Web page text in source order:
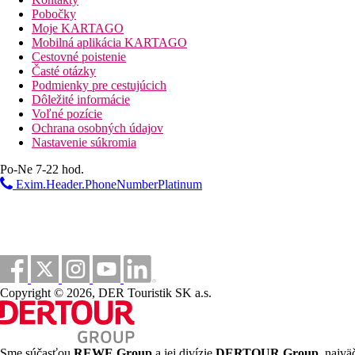
Jedna bezplatná večera týždenne v ázijskej à la carte
Neobmedzená konzumácia vybraných alkoholických i
Na výber až 80 druhov prémiových značiek vín z
Francúzske šampanské Taittinger dostupné vo
Snacky podávané v baroch AQVA a Vibes po obede až do
Prémiový minibar na izbe doplňovaný denne pivom,
Tri bezplatné výlety na osobu za pobyt podľa výberu z
šnorchlovanie v koralovej záhrade
rybársky výlet
plavba pri západe slnka
Športová ponuka
Zábava
Hotel organizuje denné aj večerné zábavné programy
Deti
Detský klub (3-12), detský bazénik, detské ihrisko, služba
Za poplatok:Tamara Spa ponúka širokú ponuku masáží a
Pobočky
Moje KARTAGO
Mobilná aplikácia KARTAGO
Cestovné poistenie
Časté otázky
Podmienky pre cestujúcich
Dôležité informácie
Voľné pozície
Ochrana osobných údajov
Nastavenie súkromia
Po-Ne 7-22 hod.
Exim.Header.PhoneNumberPlatinum
Copyright © 2026, DER Touristik SK a.s.